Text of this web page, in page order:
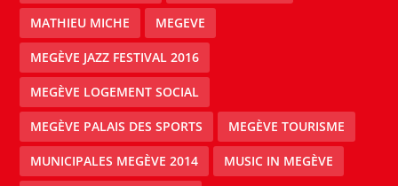
MATHIEU MICHE MEGEVE
MEGÈVE JAZZ FESTIVAL 2016
MEGÈVE LOGEMENT SOCIAL
MEGÈVE PALAIS DES SPORTS MEGÈVE TOURISME
MUNICIPALES MEGÈVE 2014 MUSIC IN MEGÈVE